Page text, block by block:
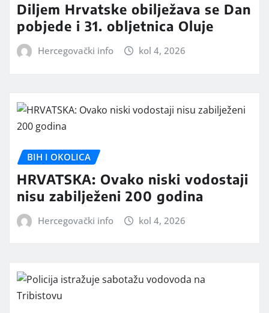
Diljem Hrvatske obilježava se Dan
pobjede i 31. obljetnica Oluje
Hercegovački info kol 4, 2026
BIH I OKOLICA
HRVATSKA: Ovako niski vodostaji
nisu zabilježeni 200 godina
Hercegovački info kol 4, 2026